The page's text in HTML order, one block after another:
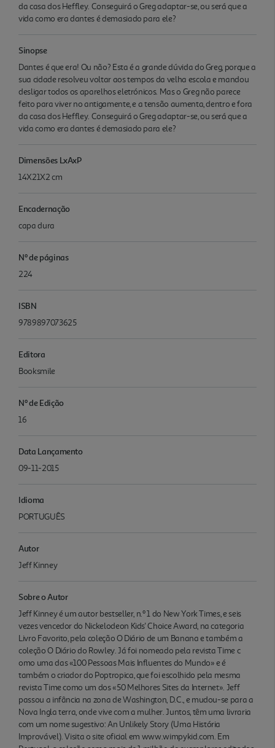
da casa dos Heffley. Conseguirá o Greg adaptar-se, ou será que a
vida como era dantes é demasiado para ele?
Sinopse
Dantes é que era! Ou não? Esta é a grande dúvida do Greg, porque a
sua cidade resolveu voltar aos tempos da velha escola e mandou
desligar todos os aparelhos eletrónicos. Mas o Greg não parece
feito para viver no antigamente, e a tensão aumenta, dentro e fora
da casa dos Heffley. Conseguirá o Greg adaptar-se, ou será que a
vida como era dantes é demasiado para ele?
Dimensões LxAxP
14X21X2 cm
Encadernação
capa dura
Nº de páginas
224
ISBN
9789897073625
Editora
Booksmile
Nº de Edição
16
Data Lançamento
09-11-2015
Idioma
PORTUGUÊS
Autor
Jeff Kinney
Sobre o Autor
Jeff Kinney é um autor bestseller, n.º 1 do New York Times, e seis
vezes vencedor do Nickelodeon Kids' Choice Award, na categoria
Livro Favorito, pela coleção O Diário de um Banana e também a
coleção O Diário do Rowley. Já foi nomeado pela revista Time c
omo uma das «100 Pessoas Mais Influentes do Mundo» e é
também o criador do Poptropica, que foi escolhido pela mesma
revista Time como um dos «50 Melhores Sites da Internet». Jeff
passou a infância na zona de Washington, D.C., e mudou-se para a
Nova Ingla terra, onde vive com a mulher. Juntos, têm uma livraria
com um nome sugestivo: An Unlikely Story (Uma História
Improvável). Visita o site oficial em www.wimpykid.com. Em